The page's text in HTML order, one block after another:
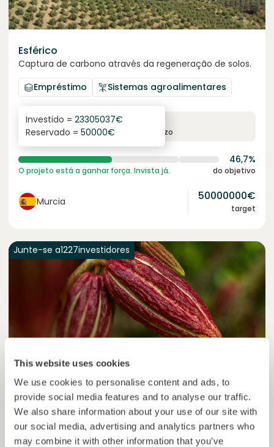
This website uses cookies
We use cookies to personalise content and ads, to
provide social media features and to analyse our traffic.
We also share information about your use of our site with
our social media, advertising and analytics partners who
may combine it with other information that you’ve
Esférico
Captura de carbono através da regeneração de solos.
Empréstimo
Sistemas agroalimentares
6.3%
juro anual prazo
Investido = 23305037€
Reservado = 50000€
46,7%
O projeto está a ganhar força. Invista já. do objetivo
Murcia 50000000€
target
Junte-se a1227investidores
Colcocoa II
Cacau certificado para comunidades resilientes.
Empréstimo
Sistemas agroalimentares